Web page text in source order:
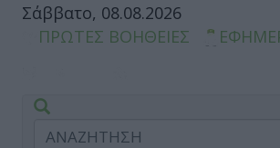
Σάββατο, 08.08.2026
ΠΡΩΤΕΣ ΒΟΗΘΕΙΕΣ